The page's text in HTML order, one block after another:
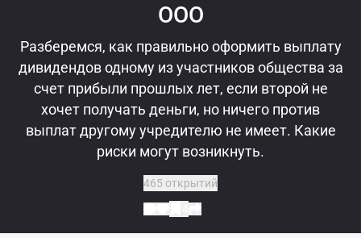
ООО
Разберемся, как правильно оформить выплату
дивидендов одному из участников общества за
счет прибыли прошлых лет, если второй не
хочет получать деньги, но ничего против
выплат другому учредителю не имеет. Какие
риски могут возникнуть.
465 открытий